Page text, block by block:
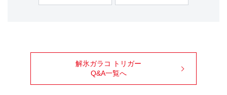
解氷ガラコ トリガー
Q&A一覧へ